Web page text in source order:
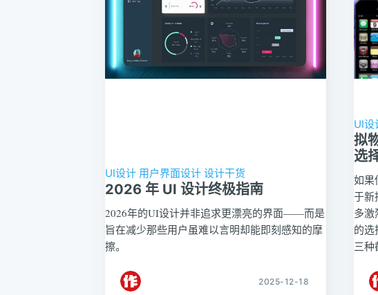
UI设计 用户界面设计 设计干货
2026 年 UI 设计终极指南
2026年的UI设计并非追求更漂亮的界面——而是
旨在减少那些用户虽难以言明却能即刻感知的摩
擦。
2025-12-18
UI设
拟
选
如果
于新
多激
的选
三种